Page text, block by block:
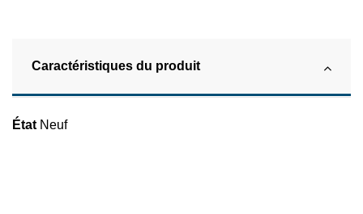
Caractéristiques du produit
État Neuf